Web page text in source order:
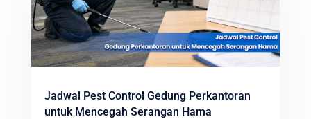
Jadwal Pest Control Gedung Perkantoran
untuk Mencegah Serangan Hama